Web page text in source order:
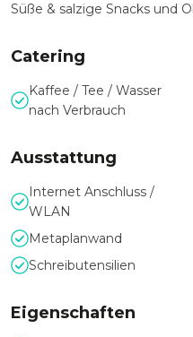
Süße & salzige Snacks und
Catering
Kaffee / Tee / Wasser
nach Verbrauch
Ausstattung
Internet Anschluss /
WLAN
Metaplanwand
Schreibutensilien
Eigenschaften